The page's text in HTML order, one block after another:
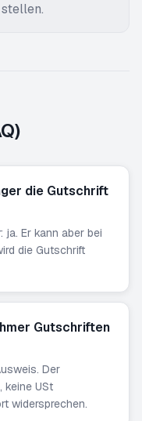
die Gutschrift
ja. Er kann aber bei
die Gutschrift
Gutschriften
Der
keine USt
widersprechen.